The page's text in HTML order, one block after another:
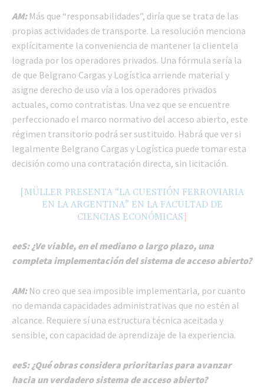
AM:Más que “responsabilidades”, diría que se trata de las
propias actividades de transporte. La resolución menciona
explícitamente la conveniencia de mantener la clientela
lograda por los operadores privados. Una fórmula sería la
de que Belgrano Cargas y Logística arriende material y
asigne derecho de uso vía a los operadores privados
actuales, como contratistas. Una vez que se encuentre
perfeccionado el marco normativo del acceso abierto, este
régimen transitorio podrá ser sustituido. Habrá que ver si
legalmente Belgrano Cargas y Logística puede tomar esta
decisión como una contratación directa, sin licitación.
[MÜLLER PRESENTA “LA CUESTIÓN FERROVIARIA
EN LA ARGENTINA” EN LA FACULTAD DE
CIENCIAS ECONÓMICAS]
eeS: ¿Ve viable, en el mediano o largo plazo, una
completa implementación del sistema de acceso abierto?
AM:No creo que sea imposible implementarla, por cuanto
no demanda capacidades administrativas que no estén al
alcance. Requiere sí una estructura técnica aceitada y
sensible, con capacidad de aprendizaje de la experiencia.
eeS: ¿Qué obras considera prioritarias para avanzar
hacia un verdadero sistema de acceso abierto?